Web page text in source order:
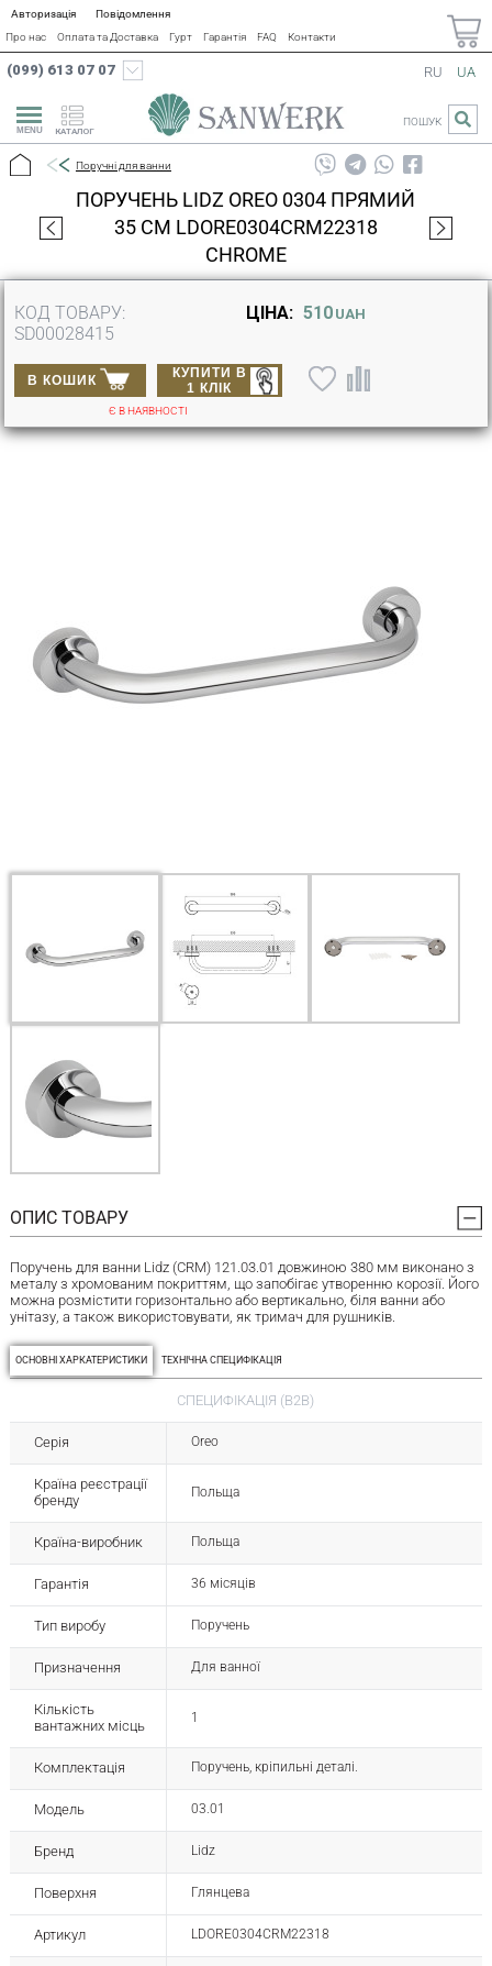
Авторизація
Повідомлення
Про нас
Оплата та Доставка Гурт Гарантія FAQ Контакти
(099) 613 07 07
КАТАЛОГ
RU UA
ПОШУК
Поручні для ванни
ПОРУЧЕНЬ LIDZ OREO 0304 ПРЯМИЙ
35 СМ LDORE0304CRM22318
CHROME
КОД ТОВАРУ:
SD00028415
ЦІНА: 510 UAH
В КОШИК
КУПИТИ В
1 КЛІК
Є В НАЯВНОСТІ
ОПИС ТОВАРУ
Поручень для ванни Lidz (CRM) 121.03.01 довжиною 380 мм виконано з
металу з хромованим покриттям, що запобігає утворенню корозії. Його
можна розмістити горизонтально або вертикально, біля ванни або
унітазу, а також використовувати, як тримач для рушників.
ОСНОВНІ ХАРКАТЕРИСТИКИ ТЕХНІЧНА СПЕЦИФІКАЦІЯ
СПЕЦИФІКАЦІЯ (B2B)
Серія Oreo
Країна реєстрації
бренду
Польща
Країна-виробник Польща
Гарантія 36 місяців
Тип виробу Поручень
Призначення Для ванної
Кількість
вантажних місць
1
Комплектація Поручень, кріпильні деталі.
Модель 03.01
Бренд Lidz
Поверхня Глянцева
Артикул LDORE0304CRM22318